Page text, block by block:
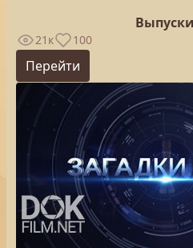
21к 100
Перейти